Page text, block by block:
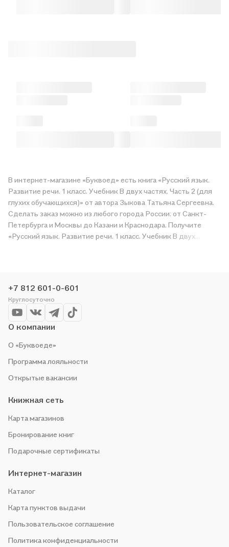
В интернет-магазине «Буквоед» есть книга «Русский язык.
Развитие речи. 1 класс. Учебник В двух частях. Часть 2 (для
глухих обучающихся)» от автора Зыкова Татьяна Сергеевна.
Сделать заказ можно из любого города России: от Санкт-
Петербурга и Москвы до Казани и Краснодара. Получите
«Русский язык. Развитие речи. 1 класс. Учебник В двух
проводим акции. Оставайтесь с нами, чтобы не упустить
выгоду!
+7 812 601-0-601
Круглосуточно
О компании
О «Буквоеде»
Программа лояльности
Открытые вакансии
Книжная сеть
Карта магазинов
Бронирование книг
Подарочные сертификаты
Интернет-магазин
Каталог
Карта пунктов выдачи
Пользовательское соглашение
Политика конфиденциальности